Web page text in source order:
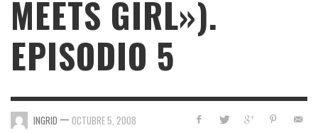
MEETS GIRL»).
EPISODIO 5
INGRID — OCTUBRE 5, 2008